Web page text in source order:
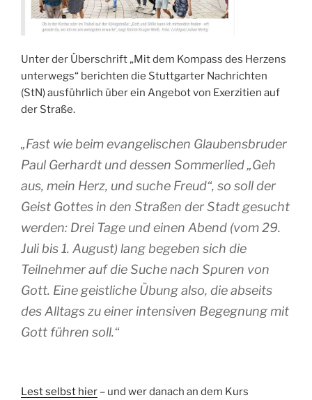
Unter der Überschrift „Mit dem Kompass des Herzens
unterwegs“ berichten die Stuttgarter Nachrichten
(StN) ausführlich über ein Angebot von Exerzitien auf
der Straße.
„Fast wie beim evangelischen Glaubensbruder
Paul Gerhardt und dessen Sommerlied „Geh
aus, mein Herz, und suche Freud“, so soll der
Geist Gottes in den Straßen der Stadt gesucht
werden: Drei Tage und einen Abend (vom 29.
Juli bis 1. August) lang begeben sich die
Teilnehmer auf die Suche nach Spuren von
Gott. Eine geistliche Übung also, die abseits
des Alltags zu einer intensiven Begegnung mit
Gott führen soll.“
Lest selbst hier – und wer danach an dem Kurs